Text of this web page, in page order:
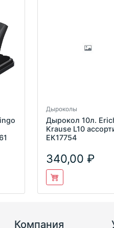
Дыроколы
Дырокол 10л.
Krause L10
ЕК17754
340,00
Компания